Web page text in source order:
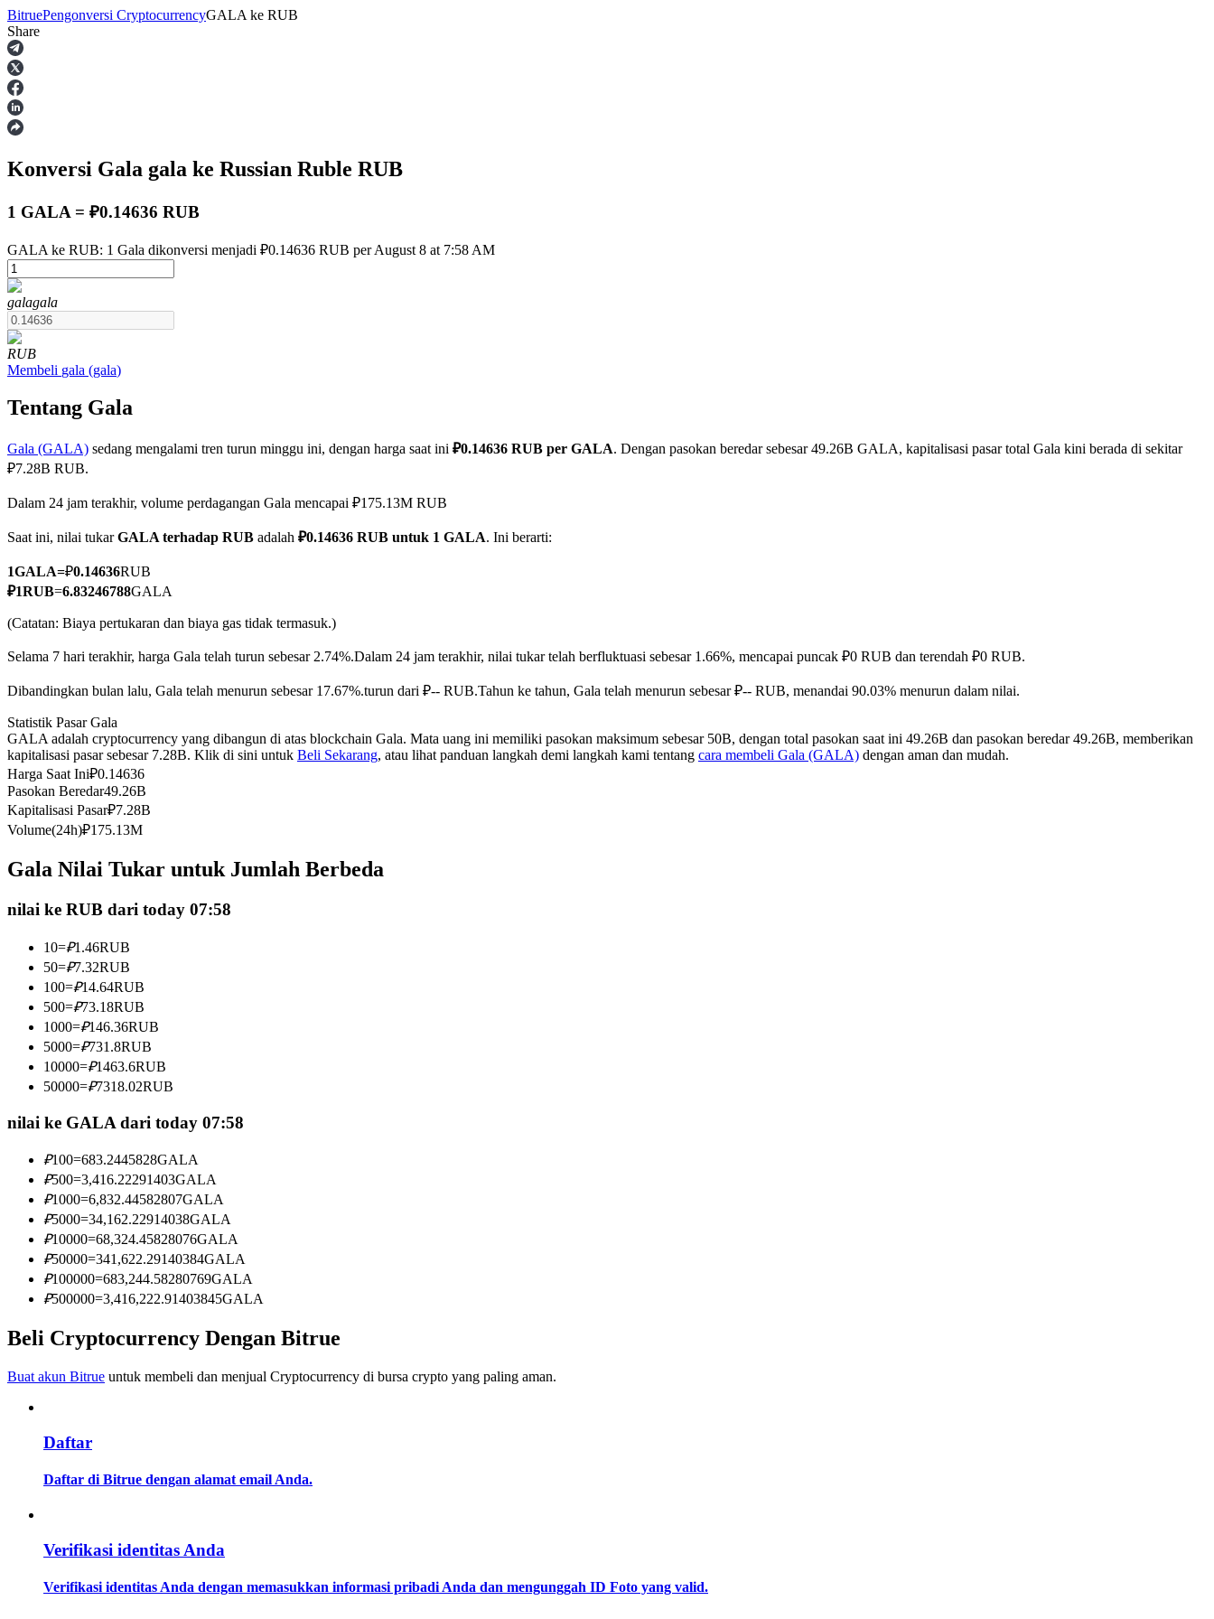
Berjangka
Kontrak berjangka menggunakan USDT sebagai jaminannya
TradFi
USDC Berjangka
Kontrak berjangka menggunakan USDC sebagai jaminannya
Copy Trading
Bergabunglah dengan pedagang top
Menjadi Pedagang Salinan
Nikmati pembagian keuntungan dan komisi copy trading
Informasi
Analisis data besar termasuk info perdagangan, dll.
BitruePengonversi CryptocurrencyGALA ke RUB
Share
Konversi Gala gala ke Russian Ruble RUB
1 GALA = ₽0.14636 RUB
GALA ke RUB: 1 Gala dikonversi menjadi ₽0.14636 RUB per August 8 at 7:58 AM
galagala
RUB
Membeli gala (gala)
Tentang Gala
Gala (GALA) sedang mengalami tren turun minggu ini, dengan harga saat ini ₽0.14636 RUB per GALA. Dengan pasokan beredar sebesar 49.26B GALA, kapitalisasi pasar total Gala kini berada di sekitar
₽7.28B RUB.
Dalam 24 jam terakhir, volume perdagangan Gala mencapai ₽175.13M RUB
Saat ini, nilai tukarGALA terhadap RUB adalah ₽0.14636 RUB untuk 1 GALA. Ini berarti:
1GALA=₽0.14636RUB
₽1RUB=6.83246788GALA
(Catatan: Biaya pertukaran dan biaya gas tidak termasuk.)
Selama 7 hari terakhir, harga Gala telah turun sebesar 2.74%.Dalam 24 jam terakhir, nilai tukar telah berfluktuasi sebesar 1.66%, mencapai puncak ₽0 RUB dan terendah ₽0 RUB.
Dibandingkan bulan lalu, Gala telah menurun sebesar 17.67%.turun dari ₽-- RUB.Tahun ke tahun, Gala telah menurun sebesar ₽-- RUB, menandai 90.03% menurun dalam nilai.
Statistik Pasar Gala
GALA adalah cryptocurrency yang dibangun di atas blockchain Gala. Mata uang ini memiliki pasokan maksimum sebesar 50B, dengan total pasokan saat ini 49.26B dan pasokan beredar 49.26B, memberikan
kapitalisasi pasar sebesar 7.28B. Klik di sini untuk Beli Sekarang, atau lihat panduan langkah demi langkah kami tentang cara membeli Gala (GALA) dengan aman dan mudah.
Harga Saat Ini₽0.14636
Pasokan Beredar49.26B
Kapitalisasi Pasar₽7.28B
Volume(24h)₽175.13M
Gala Nilai Tukar untuk Jumlah Berbeda
nilai ke RUB dari today 07:58
10=₽1.46RUB
50=₽7.32RUB
100=₽14.64RUB
500=₽73.18RUB
1000=₽146.36RUB
5000=₽731.8RUB
10000=₽1463.6RUB
50000=₽7318.02RUB
nilai ke GALA dari today 07:58
₽100=683.2445828GALA
₽500=3,416.22291403GALA
₽1000=6,832.44582807GALA
₽5000=34,162.22914038GALA
₽10000=68,324.45828076GALA
₽50000=341,622.29140384GALA
₽100000=683,244.58280769GALA
₽500000=3,416,222.91403845GALA
Beli Cryptocurrency Dengan Bitrue
Buat akun Bitrue untuk membeli dan menjual Cryptocurrency di bursa crypto yang paling aman.
Daftar
Daftar di Bitrue dengan alamat email Anda.
Verifikasi identitas Anda
Verifikasi identitas Anda dengan memasukkan informasi pribadi Anda dan mengunggah ID Foto yang valid.